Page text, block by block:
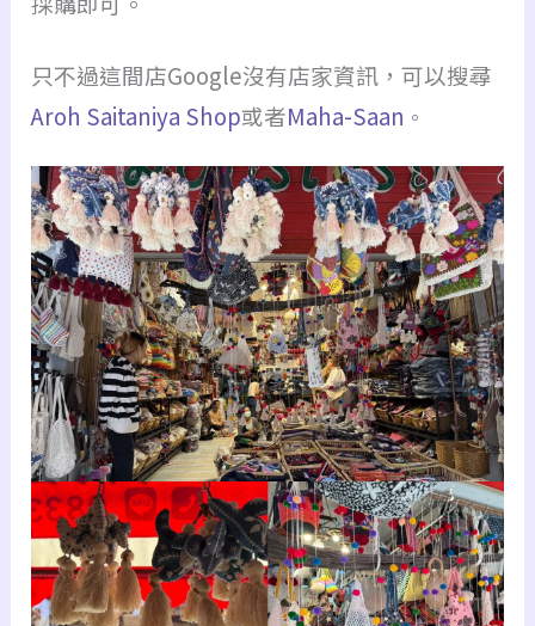
只不過這間店Google沒有店家資訊，可以搜尋
Aroh Saitaniya Shop或者Maha-Saan 。